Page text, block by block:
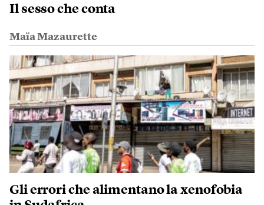
Il sesso che conta
Maïa Mazaurette
Gli errori che alimentano la xenofobia